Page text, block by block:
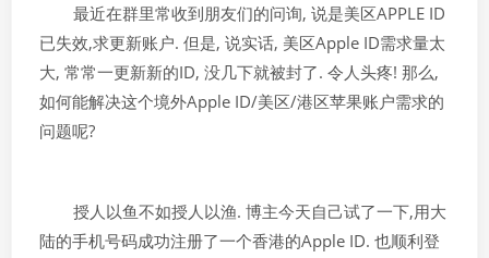
最近在群里常收到朋友们的问询, 说是美区APPLE ID
已失效,求更新账户. 但是, 说实话, 美区Apple ID需求量太
大, 常常一更新新的ID, 没几下就被封了. 令人头疼! 那么,
如何能解决这个境外Apple ID/美区/港区苹果账户需求的
问题呢?
授人以鱼不如授人以渔. 博主今天自己试了一下,用大
陆的手机号码成功注册了一个香港的Apple ID. 也顺利登